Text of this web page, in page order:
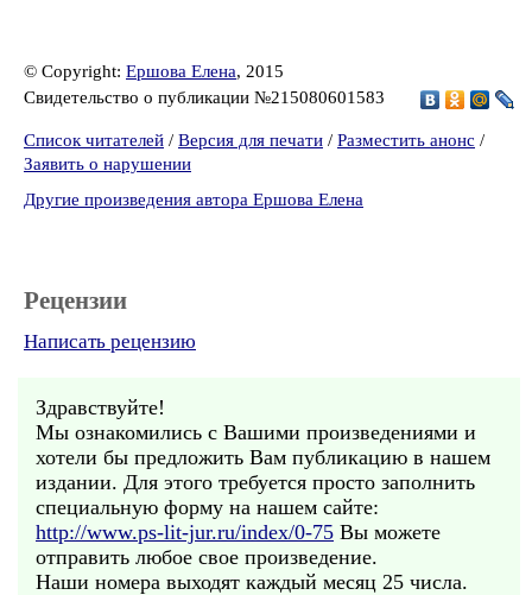
© Copyright: Ершова Елена, 2015
Свидетельство о публикации №215080601583
Список читателей / Версия для печати / Разместить анонс /
Заявить о нарушении
Другие произведения автора Ершова Елена
Рецензии
Написать рецензию
Здравствуйте!
Мы ознакомились с Вашими произведениями и
хотели бы предложить Вам публикацию в нашем
издании. Для этого требуется просто заполнить
специальную форму на нашем сайте:
http://www.ps-lit-jur.ru/index/0-75 Вы можете
отправить любое свое произведение.
Наши номера выходят каждый месяц 25 числа.